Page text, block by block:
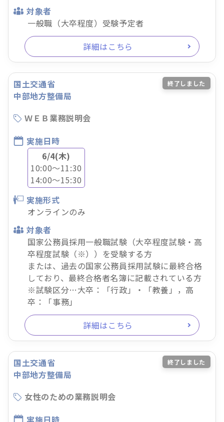
詳細はこちら
対象者
一般職（大卒程度）受験予定者
国土交通省
中部地方整備局
ＷＥＢ業務説明会
詳細はこちら
実施日時
6/4(木)
10:00～11:30
14:00～15:30
実施形式
オンラインのみ
対象者
国家公務員採用一般職試験（大卒程度試験・高
卒程度試験（※））を受験する方
または、過去の国家公務員採用試験に最終合格
しており、最終合格者名簿に記載されている方
※試験区分…大卒：「行政」・「教養」，高
卒：「事務」
終了しました
国土交通省
中部地方整備局
女性のための業務説明会
終了しました